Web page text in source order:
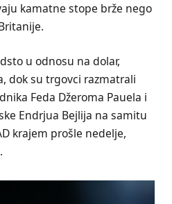
kamatne stope brže nego
u odnosu na dolar,
dok su trgovci razmatrali
Feda Džeroma Pauela i
Endrjua Bejlija na samitu
krajem prošle nedelje,